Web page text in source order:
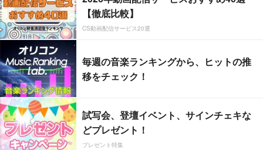
【徹底比較】
CS動画配信サービス20選
毎週の音楽ランキングから、ヒットの推
移をチェック！
試写会、登壇イベント、サインチェキな
どプレゼント！
プレゼント特集